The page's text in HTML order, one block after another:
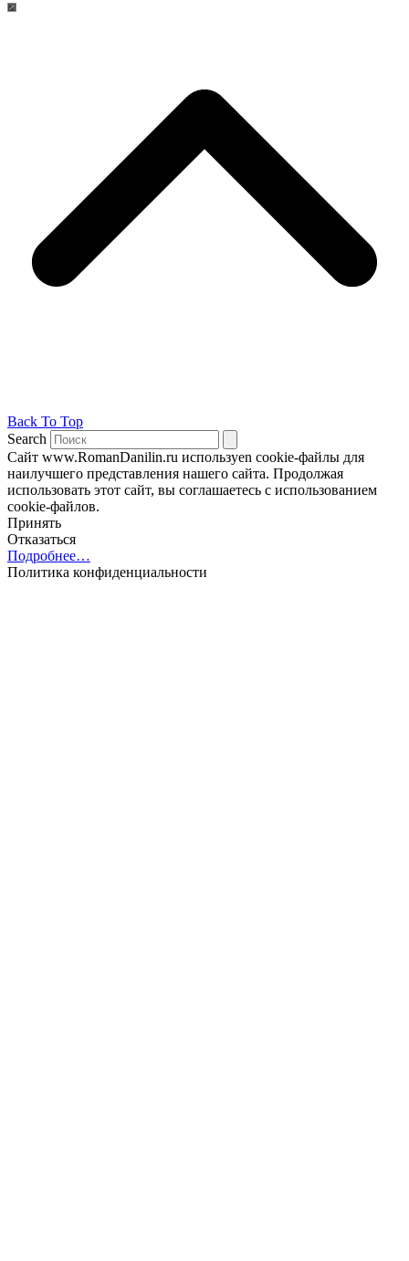
Back To Top
Search
Сайт www.RomanDanilin.ru используеn cookie-файлы для
наилучшего представления нашего сайта. Продолжая
использовать этот сайт, вы соглашаетесь с использованием
cookie-файлов.
Принять
Отказаться
Подробнее…
Политика конфиденциальности